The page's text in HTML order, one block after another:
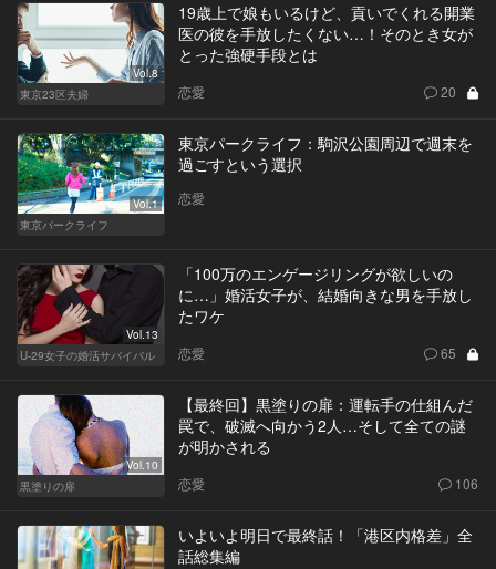
Vol.8
東京23区夫婦
19歳上で娘もいるけど、貢いでくれる開業
医の彼を手放したくない…！そのとき女が
とった強硬手段とは
恋愛 20
Vol.1
東京パークライフ
東京パークライフ：駒沢公園周辺で週末を
過ごすという選択
恋愛
Vol.13
U-29女子の婚活サバイバル
「100万のエンゲージリングが欲しいの
に…」婚活女子が、結婚向きな男を手放し
たワケ
恋愛 65
Vol.10
黒塗りの扉
【最終回】黒塗りの扉：運転手の仕組んだ
罠で、破滅へ向かう2人…そして全ての謎
が明かされる
恋愛 106
いよいよ明日で最終話！「港区内格差」全
話総集編